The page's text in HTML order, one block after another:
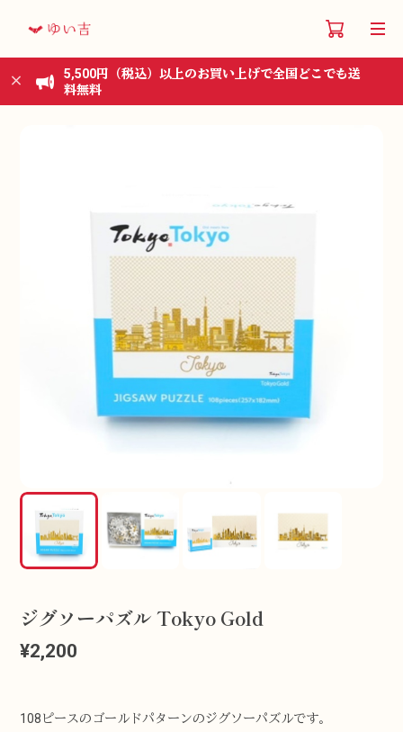
5,500円（税込）以上のお買い上げで全国どこでも送
料無料
ジグソーパズル Tokyo Gold
¥2,200
108ピースのゴールドパターンのジグソーパズルです。